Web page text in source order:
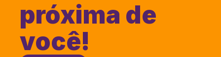
próxima de
você!